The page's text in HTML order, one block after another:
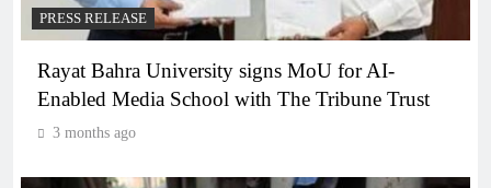
PRESS RELEASE
Rayat Bahra University signs MoU for AI-
Enabled Media School with The Tribune Trust
3 months ago